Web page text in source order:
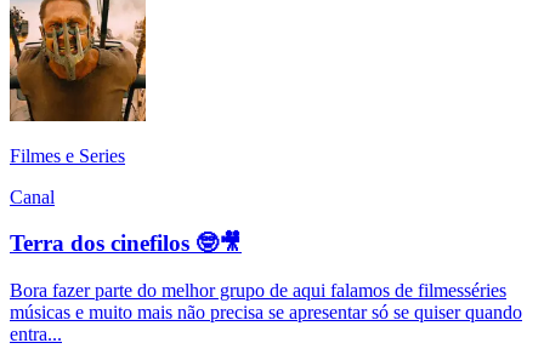
Filmes e Series
Canal
Terra dos cinefilos 🤓🎥
Bora fazer parte do melhor grupo de aqui falamos de filmesséries
músicas e muito mais não precisa se apresentar só se quiser quando
entra...